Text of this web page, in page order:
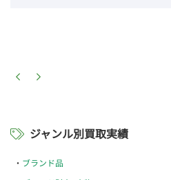
ジャンル別買取実績
ブランド品